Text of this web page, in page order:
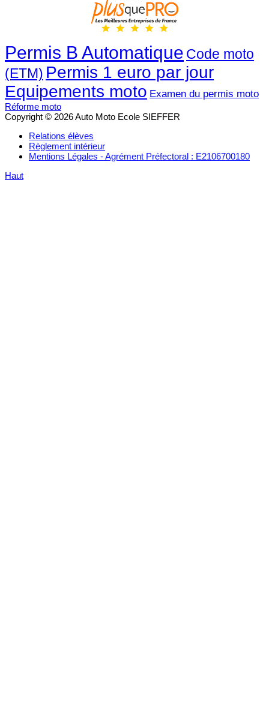
Permis B Automatique Code moto
(ETM) Permis 1 euro par jour
Equipements moto Examen du permis moto
Réforme moto
Copyright © 2026 Auto Moto Ecole SIEFFER
Relations élèves
Règlement intérieur
Mentions Légales - Agrément Préfectoral : E2106700180
Haut